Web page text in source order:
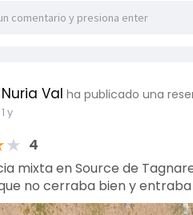
Nuria Val ha publicado una
1 y
★ 4
mixta en Source de
no cerraba bien y